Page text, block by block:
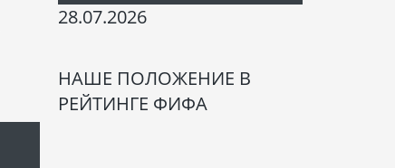
28.07.2026
НАШЕ ПОЛОЖЕНИЕ В
РЕЙТИНГЕ ФИФА